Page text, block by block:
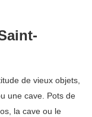
de vieux objets,
une cave. Pots de
la cave ou le